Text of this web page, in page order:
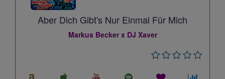
Aber Dich Gibt's Nur Einmal Für Mich
Markus Becker x DJ Xaver